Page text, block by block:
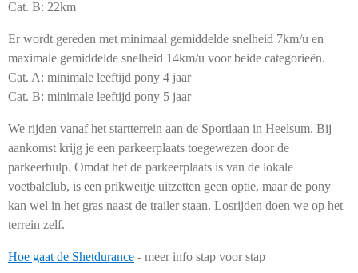
Cat. B: 22km
Er wordt gereden met minimaal gemiddelde snelheid 7km/u en
maximale gemiddelde snelheid 14km/u voor beide categorieën.
Cat. A: minimale leeftijd pony 4 jaar
Cat. B: minimale leeftijd pony 5 jaar
We rijden vanaf het startterrein aan de Sportlaan in Heelsum. Bij
aankomst krijg je een parkeerplaats toegewezen door de
parkeerhulp. Omdat het de parkeerplaats is van de lokale
voetbalclub, is een prikweitje uitzetten geen optie, maar de pony
kan wel in het gras naast de trailer staan. Losrijden doen we op het
terrein zelf.
Hoe gaat de Shetdurance - meer info stap voor stap